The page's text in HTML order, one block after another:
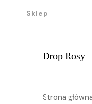
Sklep
Drop Rosy
Strona główna